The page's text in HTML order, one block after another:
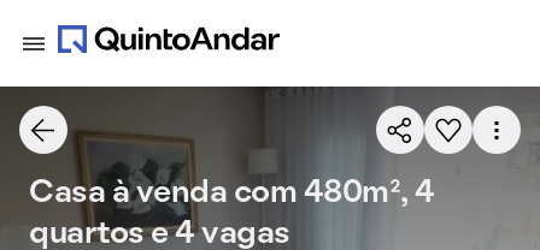
Casa à venda com 480m², 4
quartos e 4 vagas